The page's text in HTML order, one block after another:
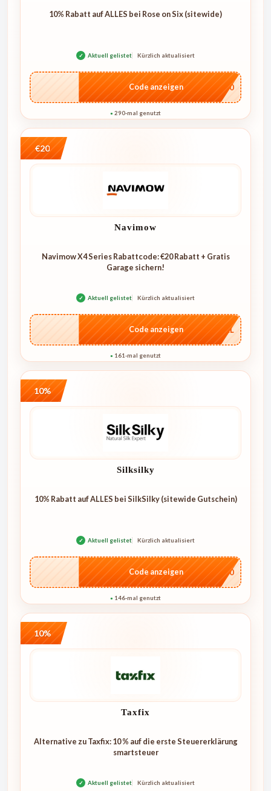
10% Rabatt auf ALLES bei Rose on Six (sitewide)
✓ Aktuell gelistet Kürzlich aktualisiert
…4U10
Code anzeigen
● 290-mal genutzt
€20
Navimow
Navimow X4 Series Rabattcode: €20 Rabatt + Gratis
Garage sichern!
✓ Aktuell gelistet Kürzlich aktualisiert
…4KL
Code anzeigen
● 161-mal genutzt
10%
Silksilky
10% Rabatt auf ALLES bei SilkSilky (sitewide Gutschein)
✓ Aktuell gelistet Kürzlich aktualisiert
…NT10
Code anzeigen
● 146-mal genutzt
10%
Taxfix
Alternative zu Taxfix: 10 % auf die erste Steuererklärung
smartsteuer
✓ Aktuell gelistet Kürzlich aktualisiert